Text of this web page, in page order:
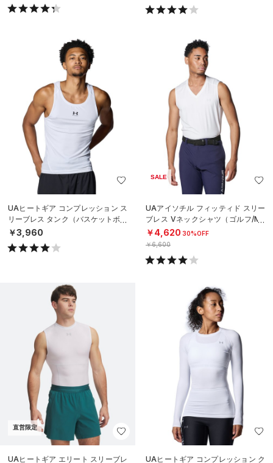
UAヒートギア コンプレッション ス
リーブレス タンク（バスケットボー
ル/MEN）
￥3,960
SALE
UAアイソチル フィッティド スリー
ブレス Vネックシャツ（ゴルフ/ME
N）
￥4,620 30%OFF
￥6,600
直営限定
UAヒートギア エリート スリーブレ
UAヒートギア コンプレッション ク